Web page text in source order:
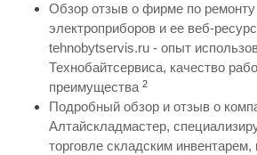
Обзор отзыв о фирме по ремонту
электроприборов и ее веб-
tehnobytservis.ru - опыт
Технобайтсервиса, качество
преимущества 2
Подробный обзор и отзыв о
Алтайскладмастер,
торговле складским